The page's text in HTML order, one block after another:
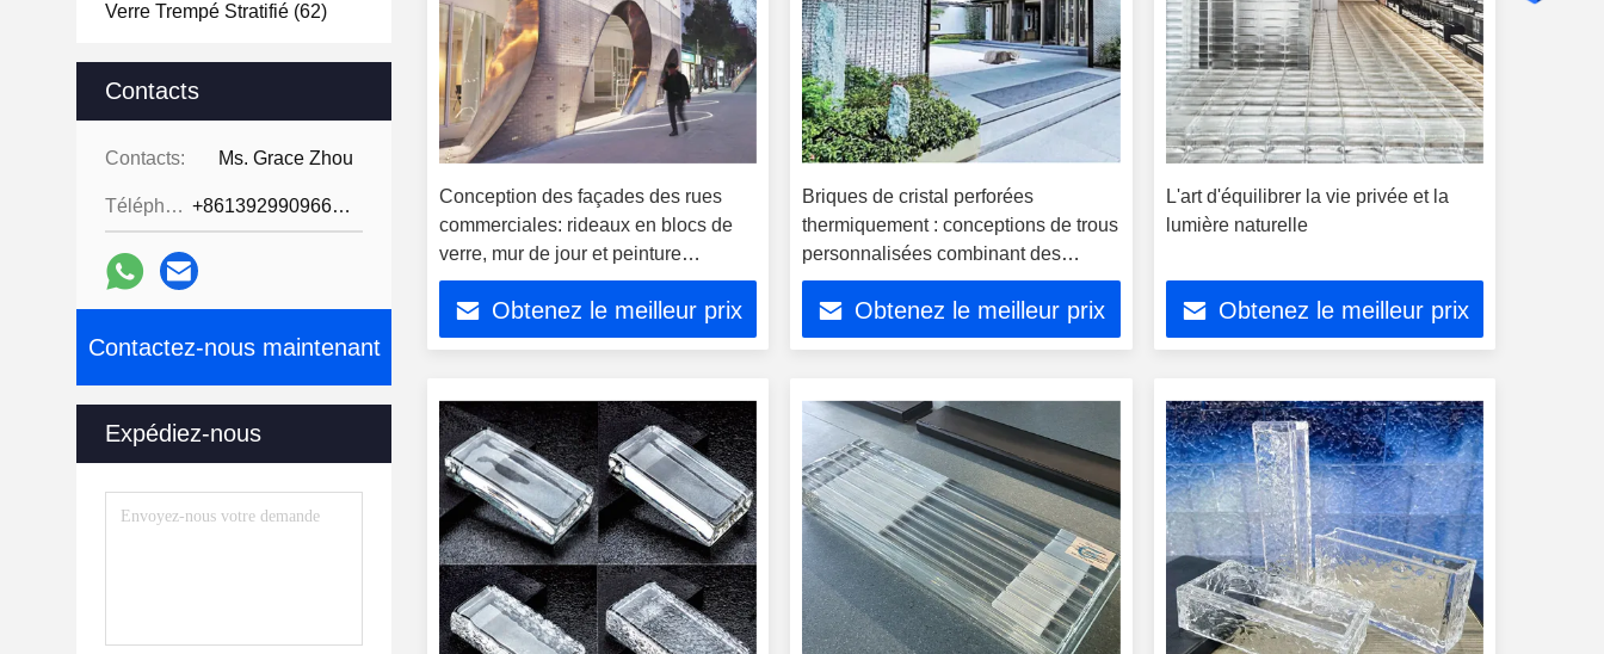
Verre Trempé Stratifié (62)
Bas E A Isolé Le Verre(29)
Miroir De Salle De Bain En
Porte De Verre Trempé(31)
Écran De Douche En Verre
Trempé(31)
Trempé(39)
Verre De Vide(2)
Accessoires(5)
Contacts
Contacts: Ms. Grace Zhou
Téléphone: +8613929909663--13690711186
Contactez-nous maintenant
Expédiez-nous
Conception des façades des rues
commerciales: rideaux en blocs de
verre, mur de jour et peinture
lumineuse urbaine de nuit
Obtenez le meilleur prix
Briques de cristal perforées
thermiquement : conceptions de trous
personnalisées combinant des
caractéristiques décoratives et
fonctionnelles
Obtenez le meilleur prix
L'art d'équilibrer la vie privée et la
lumière naturelle
Obtenez le meilleur prix